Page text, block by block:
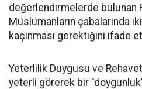
değerlendirmelerde bulunan
Müslümanların çabalarında
kaçınması gerektiğini ifade
Yeterlilik Duygusu ve Rehavet:
yeterli görerek bir